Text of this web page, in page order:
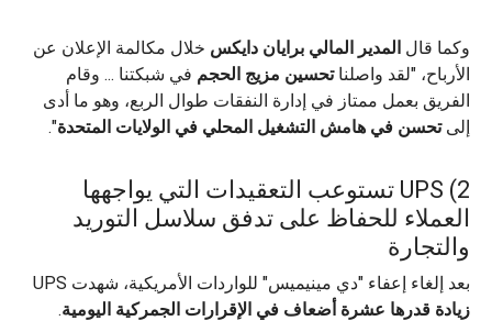
وكما قال المدير المالي برايان دايكس خلال مكالمة الإعلان عن
الأرباح، "لقد واصلناتحسين مزيج الحجم في شبكتنا ... وقام
الفريق بعمل ممتاز في إدارة النفقات طوال الربع، وهو ما أدى
إلىتحسن في هامش التشغيل المحلي في الولايات المتحدة".
2) UPS تستوعب التعقيدات التي يواجهها
العملاء للحفاظ على تدفق سلاسل التوريد
والتجارة
بعد إلغاء إعفاء "دي مينيميس" للواردات الأمريكية، شهدت UPS
زيادة قدرها عشرة أضعاف في الإقرارات الجمركية اليومية.